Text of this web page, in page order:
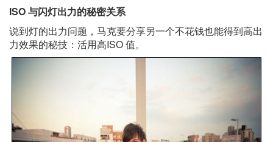
ISO 与闪灯出力的秘密关系
说到灯的出力问题，马克要分享另一个不花钱也能得到高出
力效果的秘技：活用高ISO 值。